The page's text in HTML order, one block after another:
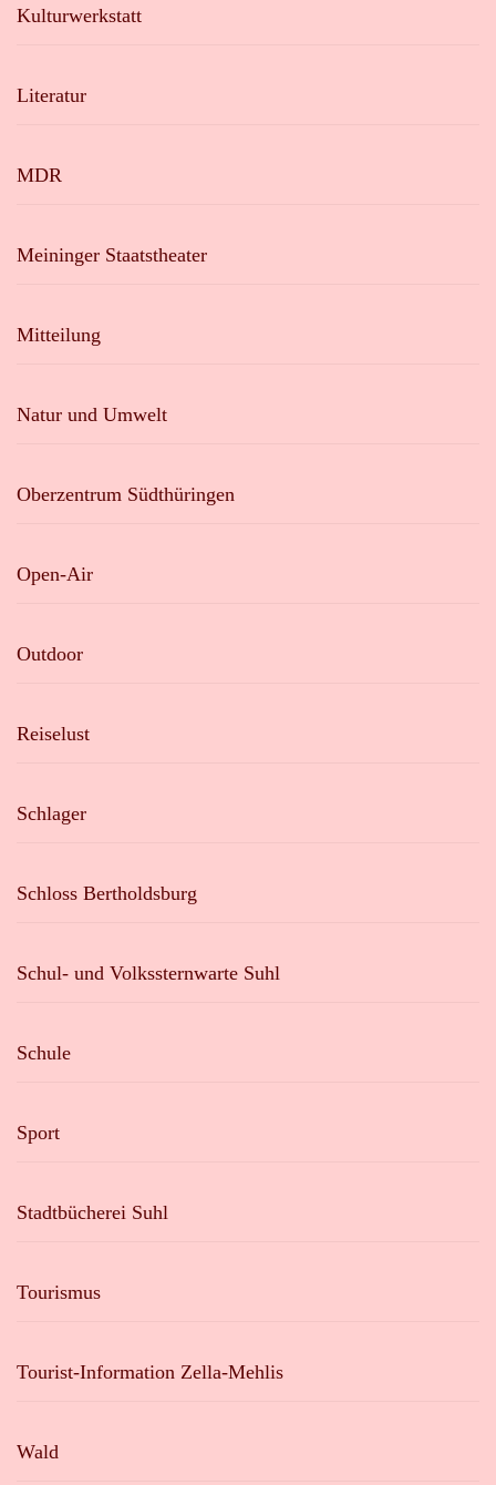
Kulturwerkstatt
Literatur
MDR
Meininger Staatstheater
Mitteilung
Natur und Umwelt
Oberzentrum Südthüringen
Open-Air
Outdoor
Reiselust
Schlager
Schloss Bertholdsburg
Schul- und Volkssternwarte Suhl
Schule
Sport
Stadtbücherei Suhl
Tourismus
Tourist-Information Zella-Mehlis
Wald